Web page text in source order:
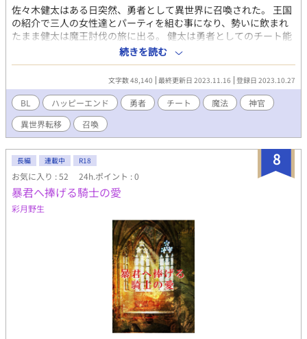
佐々木健太はある日突然、勇者として異世界に召喚された。 王国
の紹介で三人の女性達とパーティを組む事になり、勢いに飲まれ
たまま健太は魔王討伐の旅に出る。 健太は勇者としてのチート能
力を持っており、女性達に囲まれながらハーレム勇者としてチヤ
ホヤされながら、楽しい旅が出来るものだと浮かれていたのも束
の間。 現実は、そう甘くはなかった。 旅に出た健太を待っていた
のは、モンスター達との命の奪い合い。平和な日本で育った健太
にとっては、過酷な世界だった。 だが、元の世界に帰るには魔王
討伐が必須と告げられていた為、今更リタイアも出来ない。 更に
旅を続ける中で、人間とモンスターのどちらが正義でどちらが悪
なのか、健太の中に疑問が湧き出る状況が続く。 偽りの愛を囁く
女性達の強引さに辟易していた頃、さすらいの神官と名乗る男性
リロイと出会う。 健太を助けたいと言ってパーティに加わり、唯
一心を開ける存在となって行くリロイに助けられながら、魔王討
伐の旅も終盤に差し掛かったある日。 健太は、女性達の恐ろしい
計画を知ってしまう。 そして健太は、ある告白の実行を決意する
のだが――――。 ちょっと待て、受け入れられる予定じゃなかっ
たんだが!? 神官（？）×勇者（異世界転移者） 異世界転移BL。
R18が途中で入ります（＊印）。 全22話。完結後、他サイトへも
続きを読む
文字数 48,140 最終更新日 2023.11.16 登録日 2023.10.27
BL ハッピーエンド 勇者 チート 魔法
神官
異世界転移
召喚
8
長編 連載中 R18
お気に入り : 52 24h.ポイント : 0
暴君へ捧げる騎士の愛
彩月野生